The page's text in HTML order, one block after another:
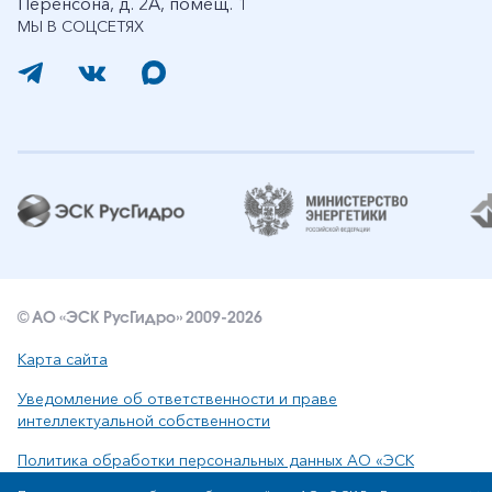
МЫ В СОЦСЕТЯХ
© АО «ЭСК РусГидро» 2009-2026
Карта сайта
Уведомление об ответственности и праве
интеллектуальной собственности
Политика обработки персональных данных АО «ЭСК